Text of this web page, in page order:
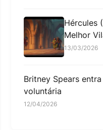
Hércules
Melhor
13/03/2026
Britney Spears
voluntária
12/04/2026